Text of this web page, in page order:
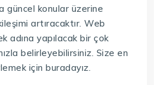
güncel konular üzerine
artıracaktır. Web
adına yapılacak bir çok
belirleyebilirsiniz. Size en
için buradayız.